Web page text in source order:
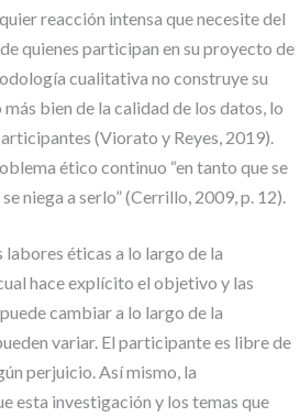
R
A
A
B
A
S
D
E
A
D
reacción intensa que necesite del
quienes participan en su proyecto de
cualitativa no construye su
bien de la calidad de los datos, lo
(Viorato y Reyes, 2019).
ético continuo “en tanto que se
niega a serlo” (Cerrillo, 2009, p. 12).
labores éticas a lo largo de la
hace explícito el objetivo y las
cambiar a lo largo de la
variar. El participante es libre de
perjuicio. Así mismo, la
esta investigación y los temas que